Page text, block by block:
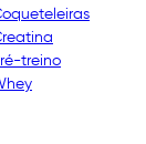
treino